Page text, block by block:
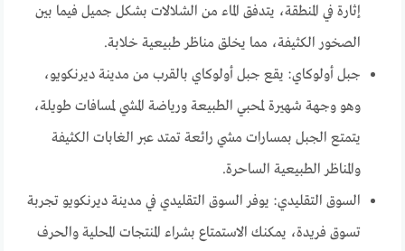
إثارة في المنطقة، يتدفق الماء من الشلالات بشكل جميل فيما بين
الصخور الكثيفة، مما يخلق مناظر طبيعية خلابة.
جبل أولوكاي: يقع جبل أولوكاي بالقرب من مدينة ديرنكويو،
وهو وجهة شهيرة لمحبي الطبيعة ورياضة المشي لمسافات طويلة،
يتمتع الجبل بمسارات مشي رائعة تمتد عبر الغابات الكثيفة
والمناظر الطبيعية الساحرة.
السوق التقليدي: يوفر السوق التقليدي في مدينة ديرنكويو تجربة
تسوق فريدة، يمكنك الاستمتاع بشراء المنتجات المحلية والحرف